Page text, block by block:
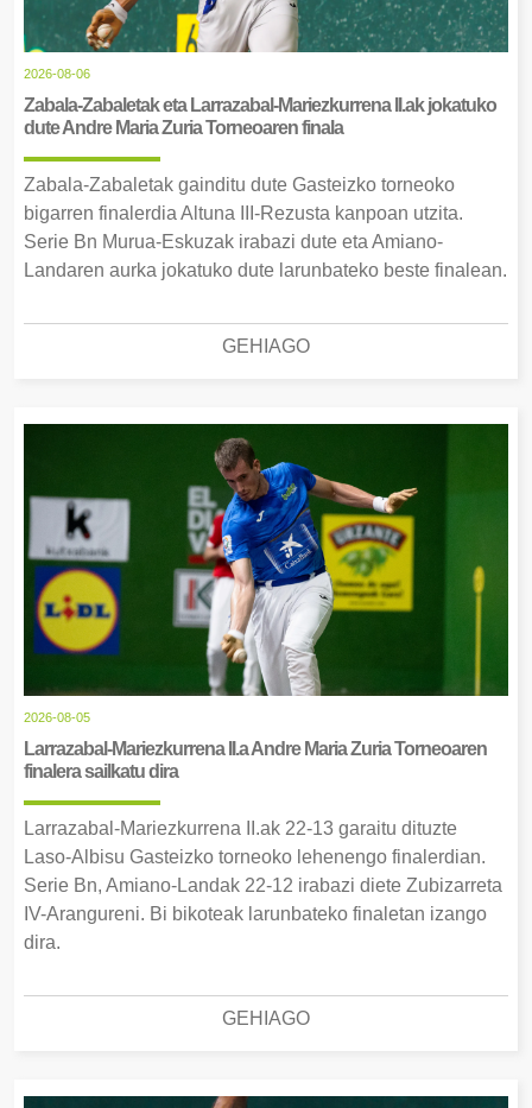
2026-08-06
Zabala-Zabaletak eta Larrazabal-Mariezkurrena II.ak jokatuko
dute Andre Maria Zuria Torneoaren finala
Zabala-Zabaletak gainditu dute Gasteizko torneoko
bigarren finalerdia Altuna III-Rezusta kanpoan utzita.
Serie Bn Murua-Eskuzak irabazi dute eta Amiano-
Landaren aurka jokatuko dute larunbateko beste finalean.
GEHIAGO
2026-08-05
Larrazabal-Mariezkurrena II.a Andre Maria Zuria Torneoaren
finalera sailkatu dira
Larrazabal-Mariezkurrena II.ak 22-13 garaitu dituzte
Laso-Albisu Gasteizko torneoko lehenengo finalerdian.
Serie Bn, Amiano-Landak 22-12 irabazi diete Zubizarreta
IV-Arangureni. Bi bikoteak larunbateko finaletan izango
dira.
GEHIAGO